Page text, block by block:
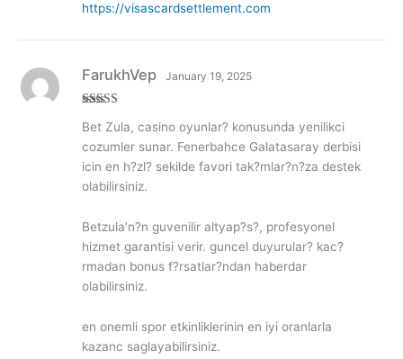
https://visascardsettlement.com
out of
FarukhVep January 19, 2025
Bet Zula, casino oyunlar? konusunda yenilikci
cozumler sunar. Fenerbahce Galatasaray derbisi
icin en h?zl? sekilde favori tak?mlar?n?za destek
olabilirsiniz.
Betzula’n?n guvenilir altyap?s?, profesyonel
hizmet garantisi verir. guncel duyurular? kac?
rmadan bonus f?rsatlar?ndan haberdar
olabilirsiniz.
en onemli spor etkinliklerinin en iyi oranlarla
kazanc saglayabilirsiniz.